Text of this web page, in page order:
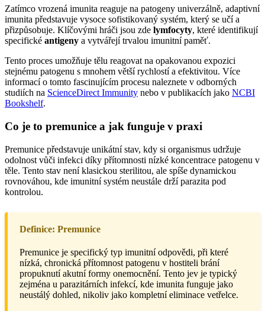
Zatímco vrozená imunita reaguje na patogeny univerzálně, adaptivní
imunita představuje vysoce sofistikovaný systém, který se učí a
přizpůsobuje. Klíčovými hráči jsou zde lymfocyty, které identifikují
specifické antigeny a vytvářejí trvalou imunitní paměť.
Tento proces umožňuje tělu reagovat na opakovanou expozici
stejnému patogenu s mnohem větší rychlostí a efektivitou. Více
informací o tomto fascinujícím procesu naleznete v odborných
studiích na ScienceDirect Immunity nebo v publikacích jako NCBI
Bookshelf.
Co je to premunice a jak funguje v praxi
Premunice představuje unikátní stav, kdy si organismus udržuje
odolnost vůči infekci díky přítomnosti nízké koncentrace patogenu v
těle. Tento stav není klasickou sterilitou, ale spíše dynamickou
rovnováhou, kde imunitní systém neustále drží parazita pod
kontrolou.
Definice: Premunice
Premunice je specifický typ imunitní odpovědi, při které
nízká, chronická přítomnost patogenu v hostiteli brání
propuknutí akutní formy onemocnění. Tento jev je typický
zejména u parazitárních infekcí, kde imunita funguje jako
neustálý dohled, nikoliv jako kompletní eliminace vetřelce.